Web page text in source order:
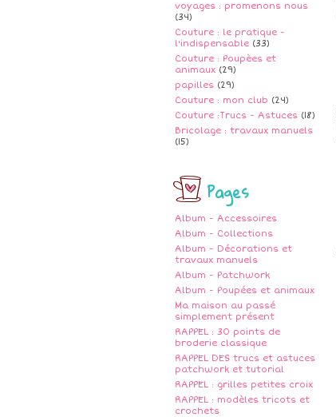
voyages : promenons nous
(34)
Couture : le pratique -
l'indispensable (33)
Couture : Poupèes et
animaux (29)
papilles (29)
Couture : mon club (24)
Couture :Trucs - Astuces (18)
Bricolage : travaux manuels
(15)
Pages
Album - Accessoires
Album - Collections
Album - Décorations et
travaux manuels
Album - Patchwork
Album - Poupées et animaux
Ma maison au passé
simplement présent
RAPPEL : 30 points de
broderie classique
RAPPEL DES trucs et astuces
patchwork et tutorial
RAPPEL : grilles petites croix
RAPPEL : modèles tricots et
crochets